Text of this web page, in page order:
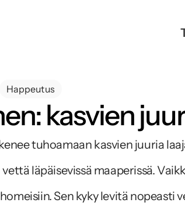
Happeutus
kasvien
tuhoamaan kasvien juuria
läpäisevissä maaperissä.
Sen kyky levitä nopeasti